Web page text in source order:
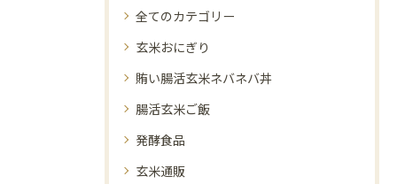
全てのカテゴリー
玄米おにぎり
賄い腸活玄米ネバネバ丼
腸活玄米ご飯
発酵食品
玄米通販